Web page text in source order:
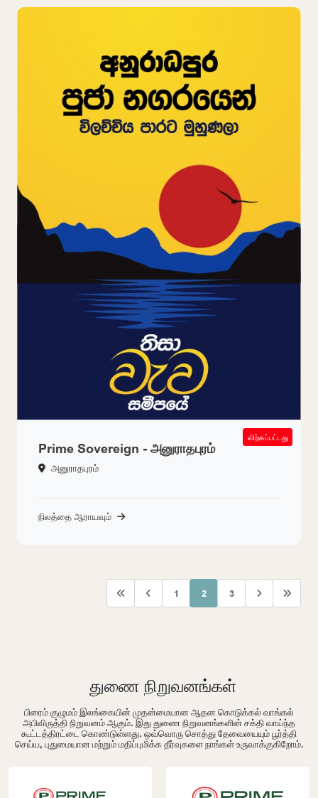
SOLD OUT
Prime Sovereign - அனுராதபுரம்
அனுராதபுரம்
விற்கப்பட்டது
நிலத்தை ஆராயவும்
1 2 3
துணை நிறுவனங்கள்
பிரைம் குழுமம் இலங்கையின் முதன்மையான ஆதன கொடுக்கல் வாங்கல்
அபிவிருத்தி நிறுவனம் ஆகும். இது துணை நிறுவனங்களின் சக்தி வாய்ந்த
கூட்டத்திரட்டை கொண்டுள்ளது. ஒவ்வொரு சொத்து தேவையையும் பூர்த்தி
செய்ய, புதுமையான மற்றும் மதிப்புமிக்க தீர்வுகளை நாங்கள் உருவாக்குகிறோம்.